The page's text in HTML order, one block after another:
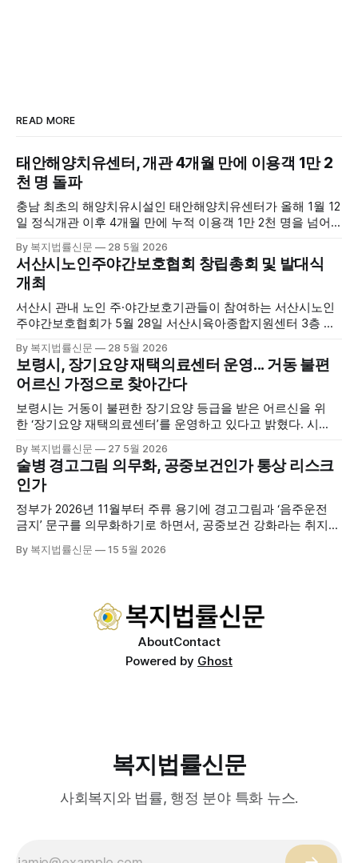
READ MORE
태안해양치유센터, 개관 4개월 만에 이용객 1만 2
천 명 돌파
충남 최초의 해양치유시설인 태안해양치유센터가 올해 1월 12
일 정식개관 이후 4개월 만에 누적 이용객 1만 2천 명을 넘어
양자원을 활용한 맞춤형 프로그램과 차별화된 웰니스 콘텐츠
를 선보이며 관광객과 군민의 발길을 끌고 있다. 센터는 염지
하수, 피트 등 태안의 청정 해양자원을 활용해 몸과 마음의 회
복을 돕는 다양한 프로그램을 운영하고
By 복지법률신문 28 5월 2026
서산시노인주야간보호협회 창립총회 및 발대식
개최
서산시 관내 노인 주·야간보호기관들이 참여하는 서산시노인
주야간보호협회가 5월 28일 서산시육아종합지원센터 3층 공
행사에는 서산시 관내 주·야간보호기관 관계자와 종사자, 유관
기관 내빈 등 약 100여명이 참석했으며, 서산시청 관계자, 서
산시노인복지시설협회, 서산시재가복지협회, 서산시사회복지
사협회 등 지역 노인복지 관련 기관 관계자들이 함께해 협회
출범을 축하했다. 서산시노인주야간보호협회는 서산시 소재
By 복지법률신문 28 5월 2026
보령시, 장기요양 재택의료센터 운영... 거동 불편
어르신 가정으로 찾아간다
보령시는 거동이 불편한 장기요양 등급을 받은 어르신을 위
한 ‘장기요양 재택의료센터’를 운영하고 있다고 밝혔다. 시
고 본격적인 서비스 제공에 나서고 있다. 재택의료센터
는 (한)의사가 거동 불편으로 의료기관 이용이 어렵다고 판단
한 장기요양 등급자를 대상으로, (한)의사·간호사·사회복지사
로 구성된 다학제 팀이 직접 가정을 방문해 건강관리서비스
를 제공하는
By 복지법률신문 27 5월 2026
술병 경고그림 의무화, 공중보건인가 통상 리스크
인가
정부가 2026년 11월부터 주류 용기에 경고그림과 ‘음주운전
금지’ 문구를 의무화하기로 하면서, 공중보건 강화라는 취지와
도는 국제 통상 규범, 영세업체 부담, 소비자 선택권 등 다양한
By 복지법률신문 15 5월 2026
AboutContact
Powered by Ghost
복지법률신문
사회복지와 법률, 행정 분야 특화 뉴스.